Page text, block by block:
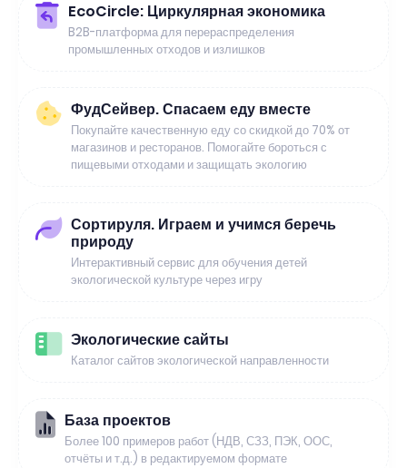
EcoCircle: Циркулярная экономика
B2B-платформа для перераспределения
промышленных отходов и излишков
ФудСейвер. Спасаем еду вместе
Покупайте качественную еду со скидкой до 70% от
магазинов и ресторанов. Помогайте бороться с
пищевыми отходами и защищать экологию
Сортируля. Играем и учимся беречь
природу
Интерактивный сервис для обучения детей
экологической культуре через игру
Экологические сайты
Каталог сайтов экологической направленности
База проектов
Более 100 примеров работ (НДВ, СЗЗ, ПЭК, ООС,
отчёты и т.д.) в редактируемом формате